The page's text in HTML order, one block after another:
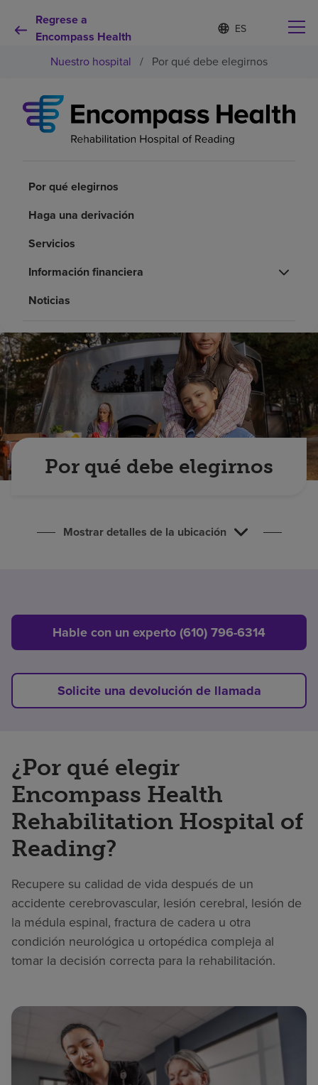
Regrese a
Encompass Health
Lista
de
idiomas
contraída
d
o
s
e
e
Por qué debe elegirnos
Recursos de salud
Inversores
Empleos
Pagar mi factura
Nuestro hospital / Por qué debe elegirnos
Por qué elegirnos
Haga una derivación
Servicios
Información financiera
Noticias
Por qué debe elegirnos
Mostrar detalles de la ubicación
Hable con un experto (610) 796-6314
Solicite una devolución de llamada
¿Por qué elegir
Encompass Health
Rehabilitation Hospital of
Reading?
Recupere su calidad de vida después de un
accidente cerebrovascular, lesión cerebral, lesión de
la médula espinal, fractura de cadera u otra
condición neurológica u ortopédica compleja al
tomar la decisión correcta para la rehabilitación.